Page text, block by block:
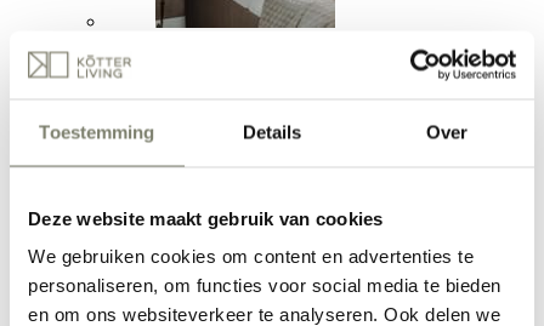
Toestemming Details Over
Deze website maakt gebruik van cookies
We gebruiken cookies om content en advertenties te
personaliseren, om functies voor social media te bieden
en om ons websiteverkeer te analyseren. Ook delen we
Eetkamer inrichten